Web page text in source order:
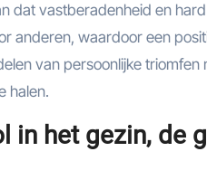
dat vastberadenheid en
anderen, waardoor een
van persoonlijke
halen.
in het gezin, de